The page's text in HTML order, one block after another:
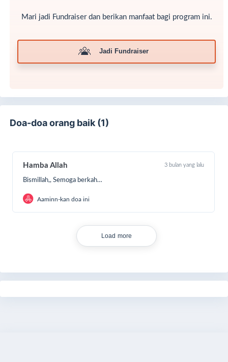
Mari jadi Fundraiser dan berikan manfaat bagi program ini.
Jadi Fundraiser
Doa-doa orang baik (1)
Hamba Allah 3 bulan yang lalu
Bismillah,, Semoga berkah…
Aaminn-kan doa ini
Load more